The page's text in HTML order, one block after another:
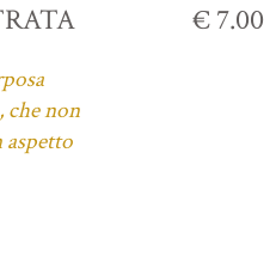
che non
aspetto
€ 7.00